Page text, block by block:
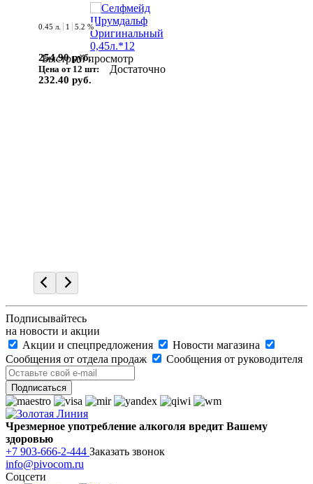
Быстрый просмотр
0.45 л. 1 5.2 %
254.90 руб.
Цена от 12 шт:
232.40 руб.
Достаточно
Подписывайтесь
на новости и акции
Акции и спецпредложения
Новости магазина
Сообщения от отдела продаж
Сообщения от руководителя
Чрезмерное употребление алкоголя вредит Вашему
здоровью
+7 903-666-2-444 Заказать звонок
info@pivocom.ru
Соцсети